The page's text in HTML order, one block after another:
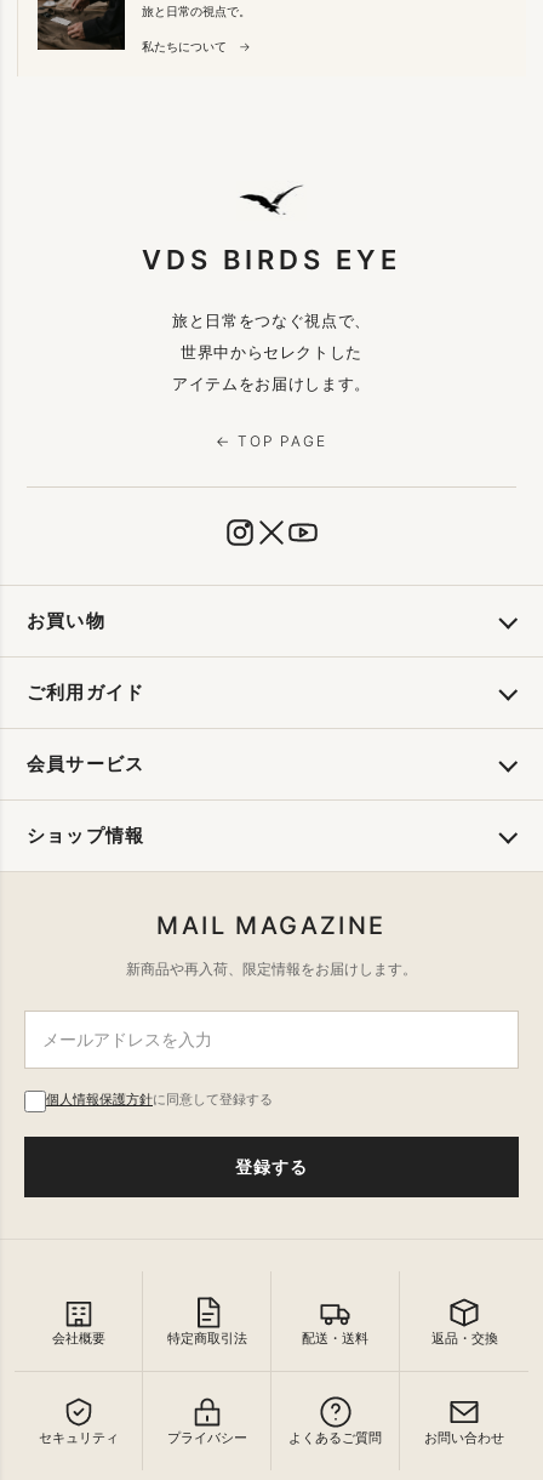
旅と日常の視点で。
私たちについて →
VDS BIRDS EYE
旅と日常をつなぐ視点で、
世界中からセレクトした
アイテムをお届けします。
← TOP PAGE
お買い物
ご利用ガイド
会員サービス
ショップ情報
MAIL MAGAZINE
新商品や再入荷、限定情報をお届けします。
個人情報保護方針に同意して登録する
登録する
会社概要 特定商取引法 配送・送料 返品・交換
セキュリティ プライバシー よくあるご質問 お問い合わせ